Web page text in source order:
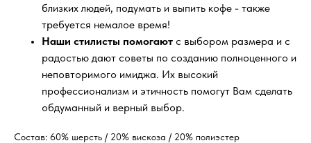
близких людей, подумать и выпить кофе - также
требуется немалое время!
Наши стилисты помогают с выбором размера и с
радостью дают советы по созданию полноценного и
неповторимого имиджа. Их высокий
профессионализм и этичность помогут Вам сделать
обдуманный и верный выбор.
Состав: 60% шерсть / 20% вискоза / 20% полиэстер